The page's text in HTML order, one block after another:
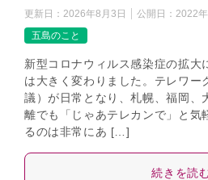
更新日： 2026年8月3日 公開日： 2022
五島のこと
新型コロナウィルス感染症の拡大
は大きく変わりました。テレワー
議）が日常となり、札幌、福岡、
離でも「じゃあテレカンで」と気
るのは非常にあ […]
続きを読